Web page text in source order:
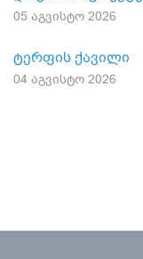
05 აგვისტო 2026
ტერფის ქავილი
04 აგვისტო 2026